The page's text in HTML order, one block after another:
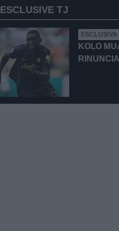
ESCLUSIVE TJ
ESCLUSIVA
KOLO